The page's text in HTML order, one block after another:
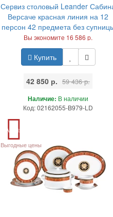
Сервиз столовый Leander
Версаче красная линия на 12
персон 42 предмета без
Вы экономите 16 586 р.
Купить
42 850 р. 59 436 р.
Наличие: В наличии
Код: 02162055-B979-LD
Акция
Выгодные цены